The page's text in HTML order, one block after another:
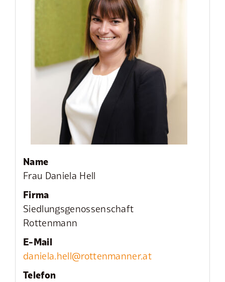
Name
Frau Daniela Hell
Firma
Siedlungsgenossenschaft
Rottenmann
E-Mail
daniela.hell@rottenmanner.at
Telefon